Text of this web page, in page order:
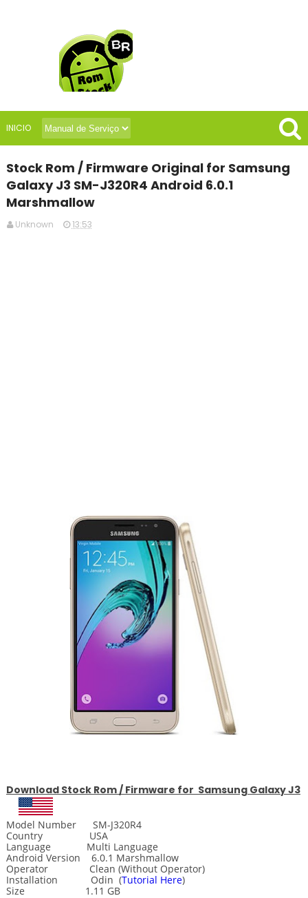
INICIO
Stock Rom / Firmware Original for Samsung
Galaxy J3 SM-J320R4 Android 6.0.1
Marshmallow
Unknown 13:53
Download Stock Rom / Firmware for Samsung Galaxy J3
Model Number SM-J320R4
Country USA
Language Multi Language
Android Version 6.0.1 Marshmallow
Operator Clean (Without Operator)
Installation Odin (Tutorial Here)
Size 1.11 GB